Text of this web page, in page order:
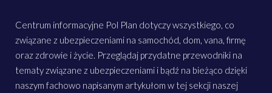
Centrum informacyjne Pol Plan dotyczy wszystkiego, co
związane z ubezpieczeniami na samochód, dom, vana, firmę
oraz zdrowie i życie. Przeglądaj przydatne przewodniki na
tematy związane z ubezpieczeniami i bądź na bieżąco dzięki
naszym fachowo napisanym artykułom w tej sekcji naszej